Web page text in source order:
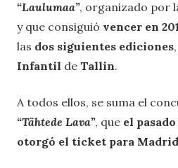
“Laulumaa”, organizado por
y que consiguió vencer en
las dos siguientes ediciones
Infantil de Tallin.
A todos ellos, se suma el
“Tähtede Lava”, que el
otorgó el ticket para Madrid